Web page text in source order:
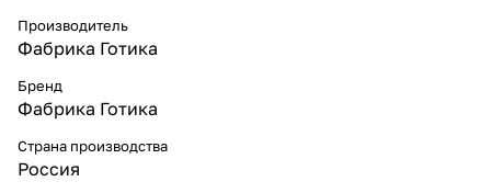
Производитель
Фабрика Готика
Бренд
Фабрика Готика
Страна производства
Россия